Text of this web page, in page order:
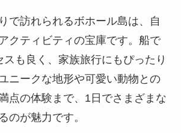
で訪れられるボホール島は、自
クティビティの宝庫です。船で
も良く、家族旅行にもぴったり
ニークな地形や可愛い動物との
点の体験まで、1日でさまざまな
のが魅力です。